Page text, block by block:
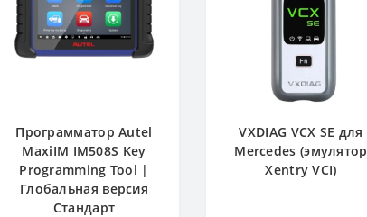
Программатор Autel
MaxiIM IM508S Key
Programming Tool |
Глобальная версия
Стандарт
VXDIAG VCX SE для
Mercedes (эмулятор
Xentry VCI)